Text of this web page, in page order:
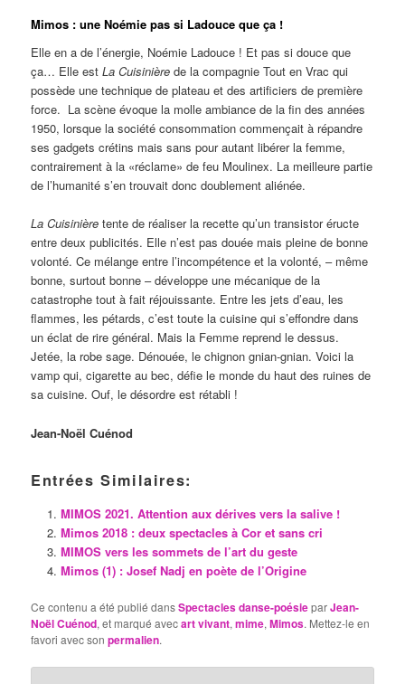
Mimos : une Noémie pas si Ladouce que ça !
Elle en a de l’énergie, Noémie Ladouce ! Et pas si douce que
ça… Elle estLa Cuisinière de la compagnie Tout en Vrac qui
possède une technique de plateau et des artificiers de première
force. La scène évoque la molle ambiance de la fin des années
1950, lorsque la société consommation commençait à répandre
ses gadgets crétins mais sans pour autant libérer la femme,
contrairement à la «réclame» de feu Moulinex. La meilleure partie
de l’humanité s’en trouvait donc doublement aliénée.
La Cuisinière tente de réaliser la recette qu’un transistor éructe
entre deux publicités. Elle n’est pas douée mais pleine de bonne
volonté. Ce mélange entre l’incompétence et la volonté, – même
bonne, surtout bonne ­– développe une mécanique de la
catastrophe tout à fait réjouissante. Entre les jets d’eau, les
flammes, les pétards, c’est toute la cuisine qui s’effondre dans
un éclat de rire général. Mais la Femme reprend le dessus.
Jetée, la robe sage. Dénouée, le chignon gnian-gnian. Voici la
vamp qui, cigarette au bec, défie le monde du haut des ruines de
sa cuisine. Ouf, le désordre est rétabli !
Jean-Noël Cuénod
Entrées Similaires:
MIMOS 2021. Attention aux dérives vers la salive !
Mimos 2018 : deux spectacles à Cor et sans cri
MIMOS vers les sommets de l’art du geste
Mimos (1) : Josef Nadj en poète de l’Origine
Ce contenu a été publié dansSpectacles danse-poésieparJean-
Noël Cuénod, et marqué avecart vivant,mime,Mimos. Mettez-le en
favori avec sonpermalien.